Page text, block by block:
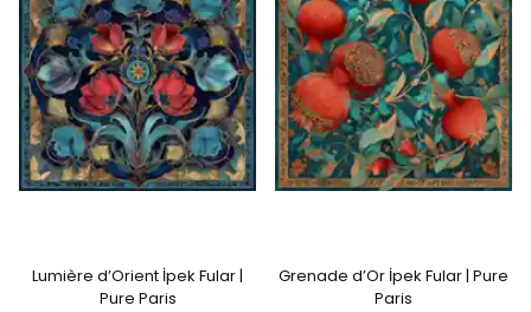
Lumière d’Orient İpek Fular |
Pure Paris
Grenade d’Or İpek Fular | Pure
Paris